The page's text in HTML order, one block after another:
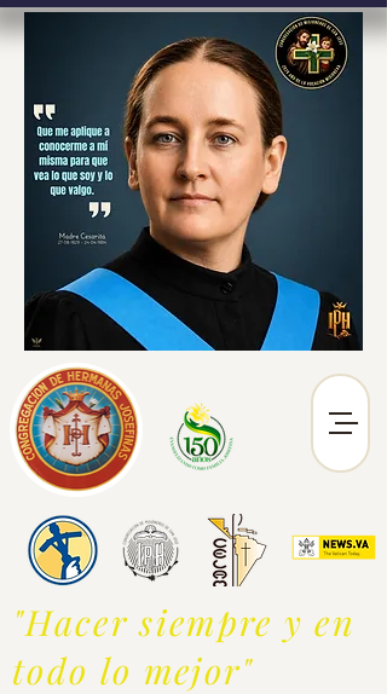
"Hacer siempre y en
todo lo mejor"